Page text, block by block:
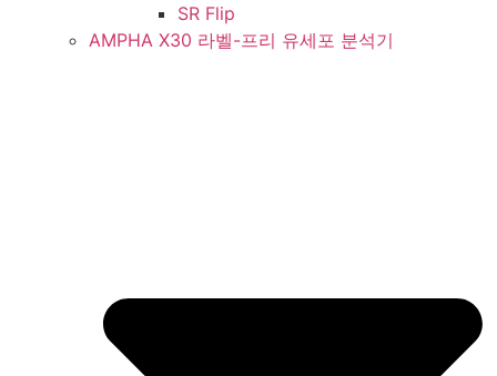
SR Flip
AMPHA X30 라벨-프리 유세포 분석기